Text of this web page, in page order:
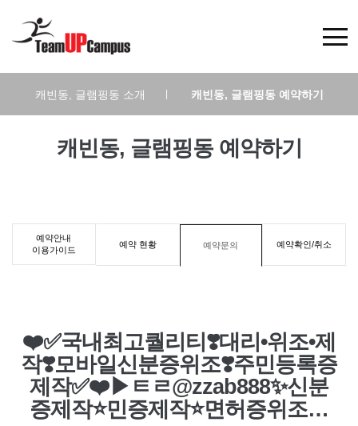
캐빈동, 글램핑동 소개 캐빈동, 글램핑동 예약하기
캐빈동, 글램핑동 예약하기
예약안내
이용가이드
예약 현황 예약문의 예약확인/취소
❤️✅국내최고퀄리티❣️대리•위조•제
작❣️모바일신분증위조❣️주민등록증
제작✅❤️▶ㅌㄹ@zzab888✨신분
증제작⭐민증제작⭐면허증위조…